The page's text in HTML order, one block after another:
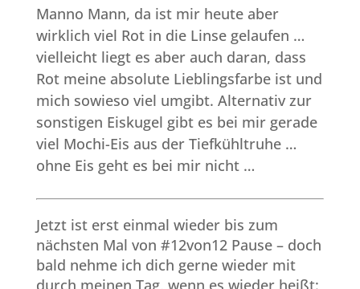
Manno Mann, da ist mir heute aber
wirklich viel Rot in die Linse gelaufen …
vielleicht liegt es aber auch daran, dass
Rot meine absolute Lieblingsfarbe ist und
mich sowieso viel umgibt. Alternativ zur
sonstigen Eiskugel gibt es bei mir gerade
viel Mochi-Eis aus der Tiefkühltruhe …
ohne Eis geht es bei mir nicht …
Jetzt ist erst einmal wieder bis zum
nächsten Mal von #12von12 Pause – doch
bald nehme ich dich gerne wieder mit
durch meinen Tag, wenn es wieder heißt: